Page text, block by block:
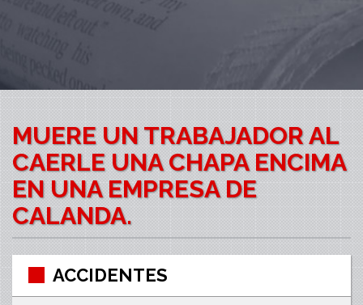
MUERE UN TRABAJADOR AL
CAERLE UNA CHAPA ENCIMA
EN UNA EMPRESA DE
CALANDA.
ACCIDENTES